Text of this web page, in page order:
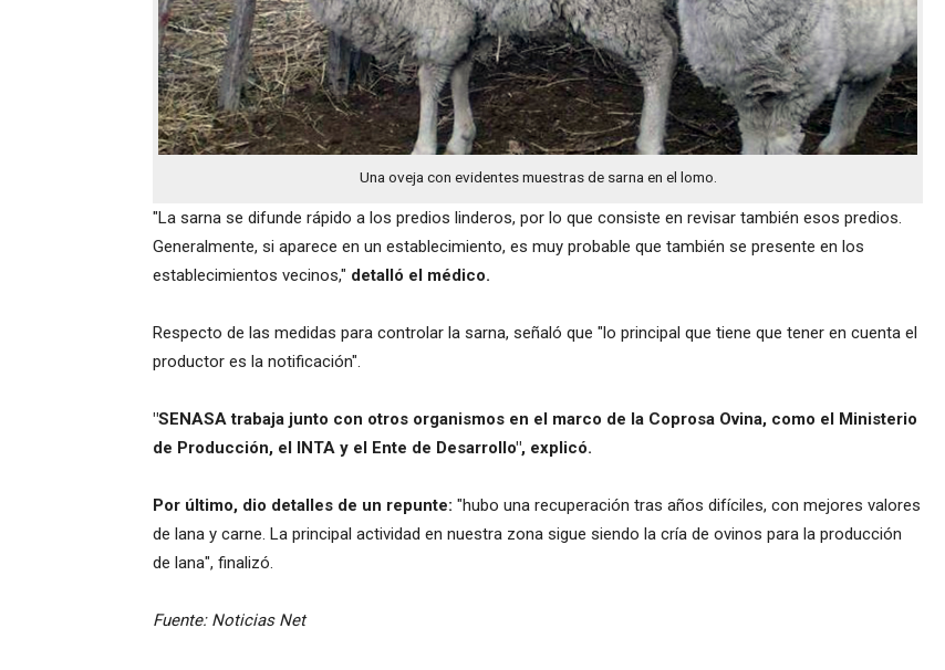
Una oveja con evidentes muestras de sarna en el lomo.
"La sarna se difunde rápido a los predios linderos, por lo que consiste en revisar también esos predios.
Generalmente, si aparece en un establecimiento, es muy probable que también se presente en los
establecimientos vecinos," detalló el médico.
Respecto de las medidas para controlar la sarna, señaló que "lo principal que tiene que tener en cuenta el
productor es la notificación".
"SENASA trabaja junto con otros organismos en el marco de la Coprosa Ovina, como el Ministerio
de Producción, el INTA y el Ente de Desarrollo", explicó.
Por último, dio detalles de un repunte: "hubo una recuperación tras años difíciles, con mejores valores
de lana y carne. La principal actividad en nuestra zona sigue siendo la cría de ovinos para la producción
de lana", finalizó.
Fuente: Noticias Net